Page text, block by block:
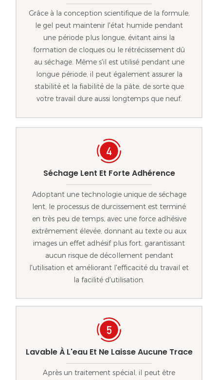
Grâce à la conception scientifique de la formule,
le gel peut maintenir l'état humide pendant
une période plus longue, évitant ainsi la
formation de cloques ou le rétrécissement dû
au séchage. Même s'il est utilisé pendant une
longue période, il peut également assurer la
stabilité et la fiabilité de la pâte, de sorte que
votre travail dure aussi longtemps que neuf.
Séchage Lent Et Forte Adhérence
Adoptant une technologie unique de séchage
lent, le processus de durcissement est terminé
en très peu de temps, avec une force adhésive
extrêmement élevée, donnant au texte ou aux
images un effet adhésif plus fort, garantissant
aucun risque de décollement pendant
l'utilisation et améliorant l'efficacité du travail et
la facilité d'utilisation.
Lavable À L'eau Et Ne Laisse Aucune Trace
Après un traitement spécial, il peut être